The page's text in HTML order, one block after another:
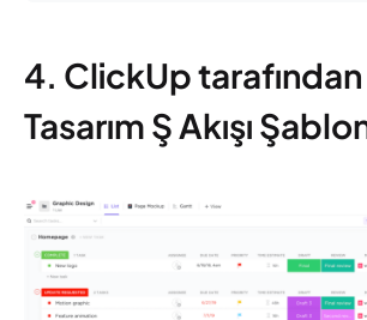
4. ClickUp
Tasarım Ş Akışı